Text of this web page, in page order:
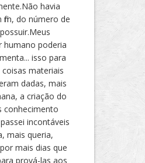
havia
do número de
humano poderia
isso para
materiais
dadas, mais
a criação do
conhecimento
incontáveis
mais queria,
mais dias que
prová-las aos